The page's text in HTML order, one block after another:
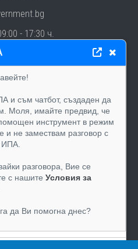
и съм чатбот, създаден да
Моля, имайте предвид, че
инструмент в режим
и не замествам разговор с
ИПА.
разговора, Вие се
с нашите Условия за
да Ви помогна днес?
- 17:30 ч.
"Будапеща" 17
"Шейново" 11